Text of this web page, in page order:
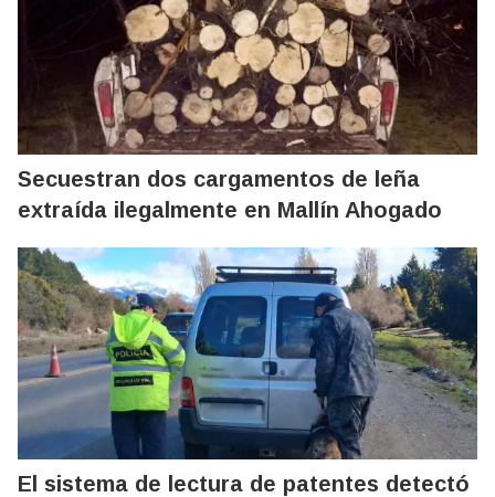
Secuestran dos cargamentos de leña
extraída ilegalmente en Mallín Ahogado
El sistema de lectura de patentes detectó